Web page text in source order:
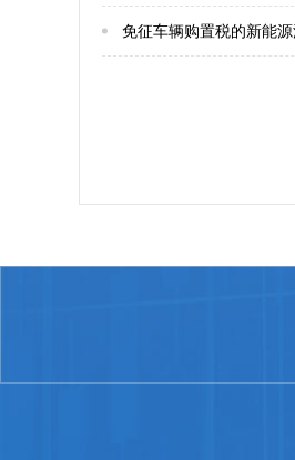
免征车辆购置税的新能